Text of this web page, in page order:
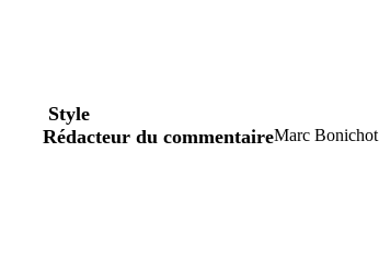
Style
Rédacteur du commentaireMarc Bonichot